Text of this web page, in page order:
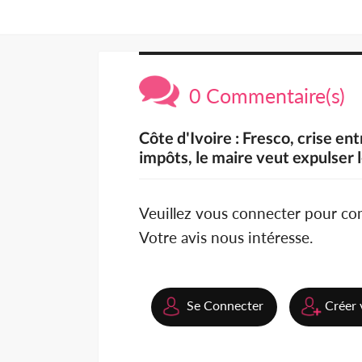
0 Commentaire(s)
Côte d'Ivoire : Fresco, crise
impôts, le maire veut expulser
Veuillez vous connecter pour
Votre avis nous intéresse.
Se Connecter Créer